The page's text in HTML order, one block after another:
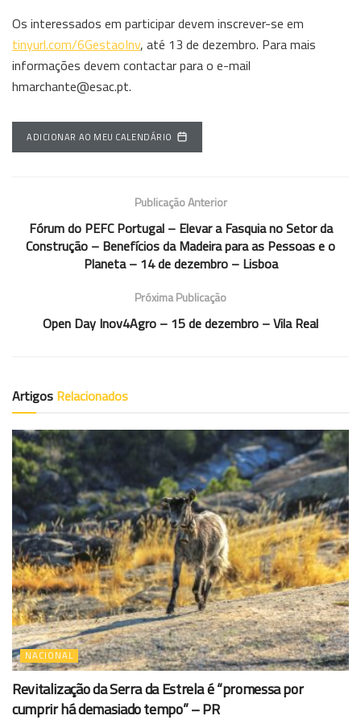
Os interessados em participar devem inscrever-se em
tinyurl.com/6GestaoInv, até 13 de dezembro. Para mais
informações devem contactar para o e-mail
hmarchante@esac.pt.
ADICIONAR AO MEU CALENDÁRIO
Publicação Anterior
Fórum do PEFC Portugal – Elevar a Fasquia no Setor da
Construção – Benefícios da Madeira para as Pessoas e o
Planeta – 14 de dezembro – Lisboa
Próxima Publicação
Open Day Inov4Agro – 15 de dezembro – Vila Real
Artigos Relacionados
NACIONAL
Revitalização da Serra da Estrela é “promessa por
cumprir há demasiado tempo” – PR